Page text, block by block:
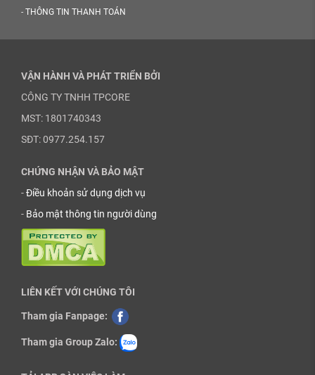
- THÔNG TIN THANH TOÁN
VẬN HÀNH VÀ PHÁT TRIỂN BỞI
CÔNG TY TNHH TPCORE
MST: 1801740343
SĐT: 0977.254.157
CHỨNG NHẬN VÀ BẢO MẬT
-Điều khoản sử dụng dịch vụ
- Bảo mật thông tin người dùng
LIÊN KẾT VỚI CHÚNG TÔI
Tham gia Fanpage:
Tham gia Group Zalo: